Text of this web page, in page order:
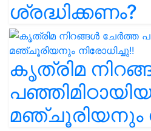
ശ്രദ്ധിക്കണം?
കൃത്രിമ
മഞ്ചൂരിയനും